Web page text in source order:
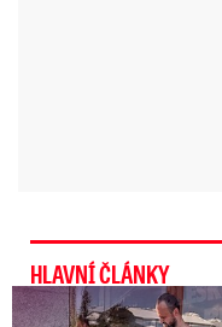
síti X.
HLAVNÍ ČLÁNKY
Exministryně s